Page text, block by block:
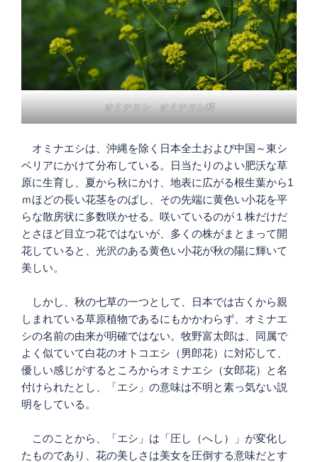
オミナエシ オミナエシ科
オミナエシは、沖縄を除く日本全土および中国～東シ
ベリアにかけて分布している。日当たりのよい肥沃な草
原に生育し、夏から秋にかけ、地表に広がる根生葉から1
ｍほどの長い花茎をのばし、その先端に黄色い小花を平
らな散房状に多数咲かせる。咲いているのが１株だけだ
とさほど目立つ花ではないが、多くの株がまとまって開
花していると、光沢のある黄色い小花が秋の陽に輝いて
美しい。
しかし、秋の七草の一つとして、日本では古くから親
しまれている草原植物であるにもかかわらず、オミナエ
シの名前の由来が明確ではない。牧野富太郎は、同属で
よく似ていて白花のオトコエシ（男郎花）に対応して、
優しい感じがするところからオミナエシ（女郎花）と名
付けられたとし、「エシ」の意味は不明と素っ気ない説
明をしている。
このことから、「エシ」は「圧し（へし）」が変化し
たものであり、花の美しさは美女を圧倒する意味だとす